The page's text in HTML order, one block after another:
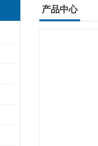
产品中心